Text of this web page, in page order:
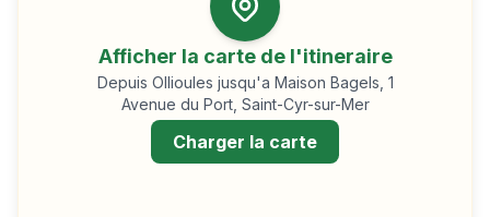
Afficher la carte de l'itineraire
Depuis Ollioules jusqu'a Maison Bagels, 1
Avenue du Port, Saint-Cyr-sur-Mer
Charger la carte